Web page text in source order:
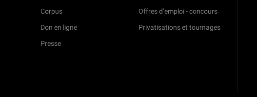
Corpus
Don en ligne
Presse
Offres d’emploi - concours
Privatisations et tournages